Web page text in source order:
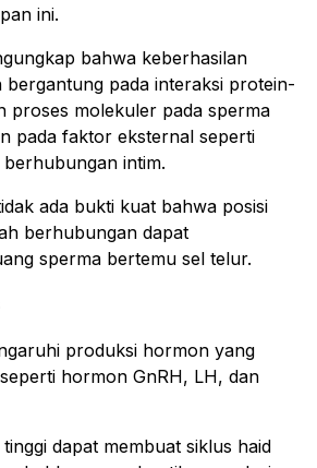
ini.
bahwa keberhasilan
bergantung pada interaksi protein-
proses molekuler pada sperma
pada faktor eksternal seperti
intim.
ada bukti kuat bahwa posisi
berhubungan dapat
sperma bertemu sel telur.
produksi hormon yang
hormon GnRH, LH, dan
dapat membuat siklus haid